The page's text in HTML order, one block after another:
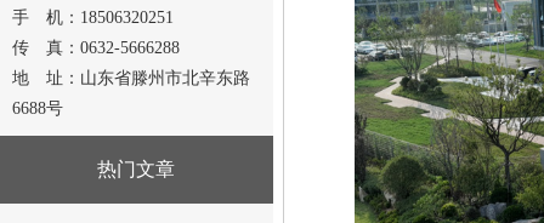
手 机：18506320251
传 真：0632-5666288
地 址：山东省滕州市北辛东路
6688号
热门文章